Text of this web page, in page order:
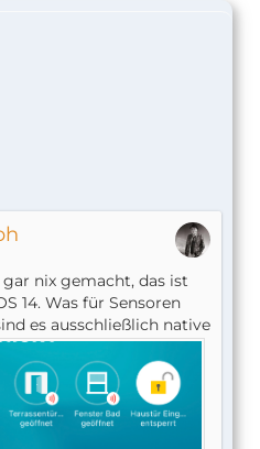
nix gemacht, das ist
14. Was für Sensoren
es ausschließlich native